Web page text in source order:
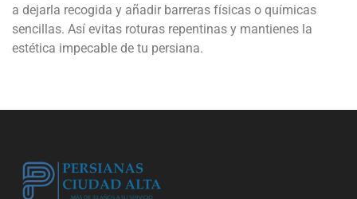
a dejarla recogida y añadir barreras físicas o químicas
sencillas. Así evitas roturas repentinas y mantienes la
estética impecable de tu persiana.